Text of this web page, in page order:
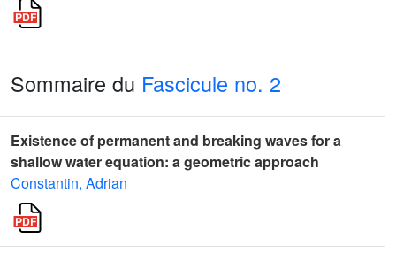
Sommaire du Fascicule no. 2
Existence of permanent and breaking waves for a
shallow water equation: a geometric approach
Constantin, Adrian